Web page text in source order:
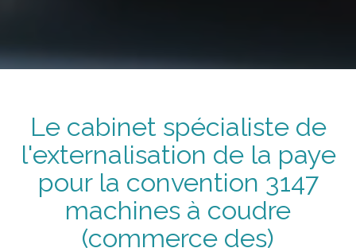
Le cabinet spécialiste de
l'externalisation de la paye
pour la convention 3147
machines à coudre
(commerce des)